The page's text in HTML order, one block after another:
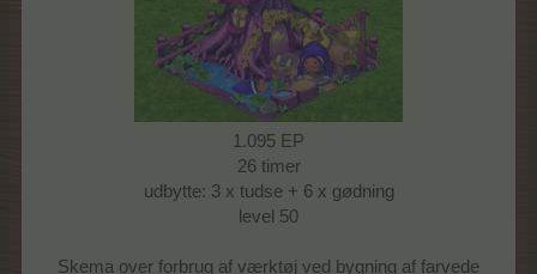
1.095 EP
26 timer
udbytte: 3 x tudse + 6 x gødning
level 50
Skema over forbrug af værktøj ved bygning af farvede